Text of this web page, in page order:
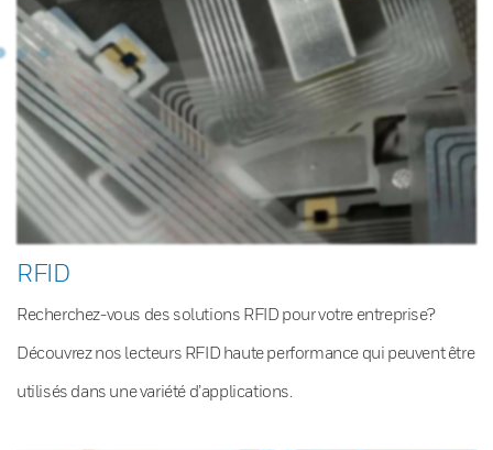
RFID
Recherchez-vous des solutions RFID pour votre entreprise?
Découvrez nos lecteurs RFID haute performance qui peuvent être
utilisés dans une variété d’applications.